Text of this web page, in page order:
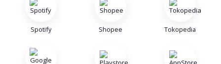
Spotify Shopee Tokopedia